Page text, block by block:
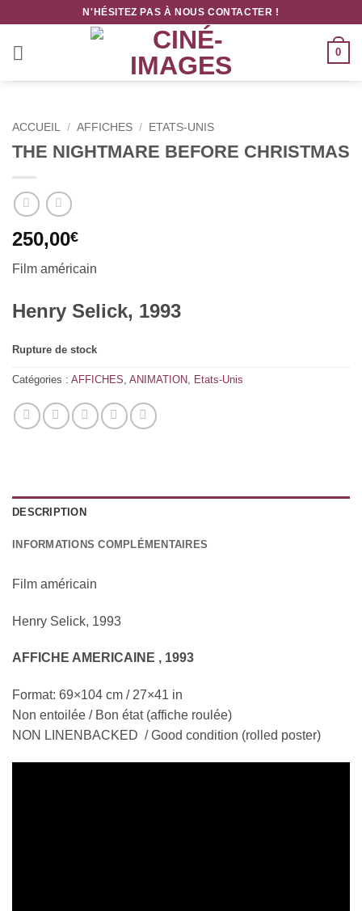
contenu
N'HÉSITEZ PAS À NOUS CONTACTER !
0
ACCUEIL / AFFICHES / ETATS-UNIS
THE NIGHTMARE BEFORE CHRISTMAS
250,00€
Film américain
Henry Selick, 1993
Rupture de stock
Catégories : AFFICHES ANIMATION Etats-Unis
DESCRIPTION
INFORMATIONS COMPLÉMENTAIRES
Film américain
Henry Selick, 1993
AFFICHE AMERICAINE , 1993
Format: 69×104 cm / 27×41 in
Non entoilée / Bon état (affiche roulée)
NON LINENBACKED / Good condition (rolled poster)